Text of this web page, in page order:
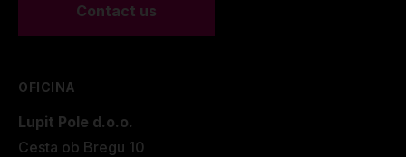
Contact us
OFICINA
Lupit Pole d.o.o.
Cesta ob Bregu 10